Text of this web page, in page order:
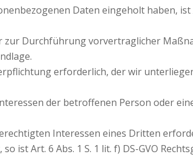
Daten eingeholt haben, ist
Durchführung vorvertraglicher
erforderlich, der wir
der betroffenen Person oder
Interessen eines Dritten
ist Art. 6 Abs. 1 S. 1 lit. f) DS-GVO